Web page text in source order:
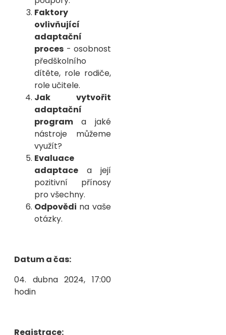
Faktory
ovlivňující
adaptační
proces - osobnost
předškolního
dítěte, role rodiče,
role učitele.
Jak vytvořit
adaptační
program a jaké
nástroje můžeme
využít?
Evaluace
adaptace a její
pozitivní přínosy
pro všechny.
Odpovědi na vaše
otázky.
Datum a čas:
04. dubna 2024, 17:00
hodin
Registrace: